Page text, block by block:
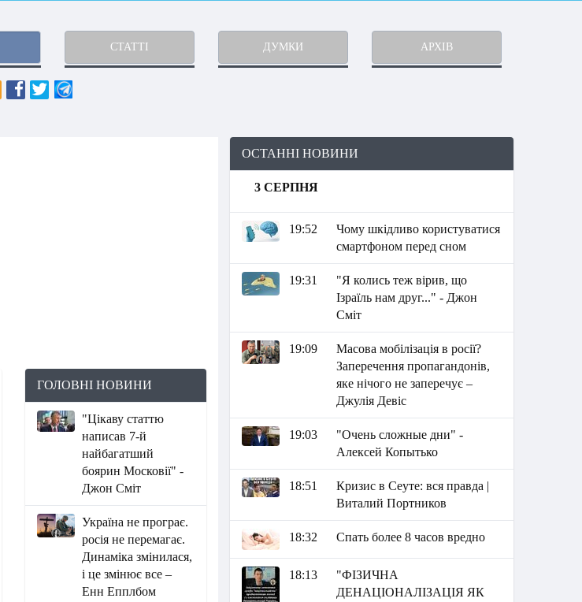
СТАТТІ ДУМКИ АРХІВ
ГОЛОВНІ НОВИНИ
"Цікаву статтю
написав 7-й
найбагатший
боярин Московії" -
Джон Сміт
Україна не програє.
росія не перемагає.
Динаміка змінилася,
і це змінює все –
Енн Епплбом
ОСТАННІ НОВИНИ
3 СЕРПНЯ
19:52
Чому шкідливо користуватися
смартфоном перед сном
19:31
"Я колись теж вірив, що
Ізраїль нам друг..." - Джон
Сміт
19:09
Масова мобілізація в росії?
Заперечення пропагандонів,
яке нічого не заперечує –
Джулія Девіс
19:03
"Очень сложные дни" -
Алексей Копытько
18:51
Кризис в Сеуте: вся правда |
Виталий Портников
18:32 Спать более 8 часов вредно
18:13
"ФІЗИЧНА
ДЕНАЦІОНАЛІЗАЦІЯ ЯК